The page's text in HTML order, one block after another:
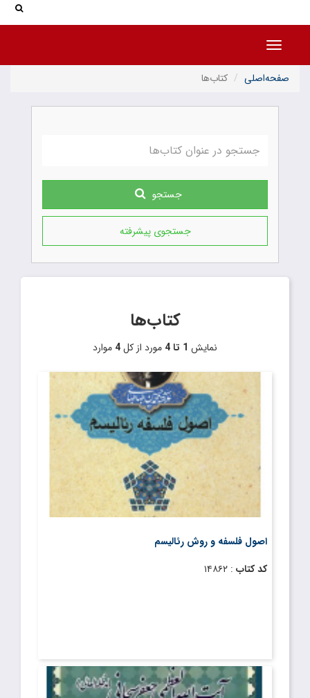
Toggle navigation
صفحه‌اصلی کتاب‌ها
جستجو
جستجوی پیشرفته
کتاب‌ها
نمایش 1 تا 4 مورد از کل4 موارد
اصول فلسفه و روش رئالیسم
کد کتاب : ۱۴۸۶۲